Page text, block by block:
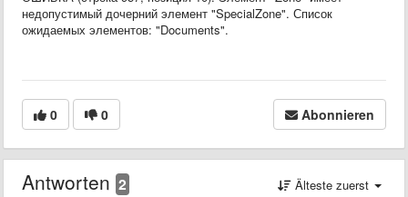
недопустимый дочерний элемент "SpecialZone". Список
ожидаемых элементов: "Documents".
0 0 Abonnieren
Antworten 2 Älteste zuerst